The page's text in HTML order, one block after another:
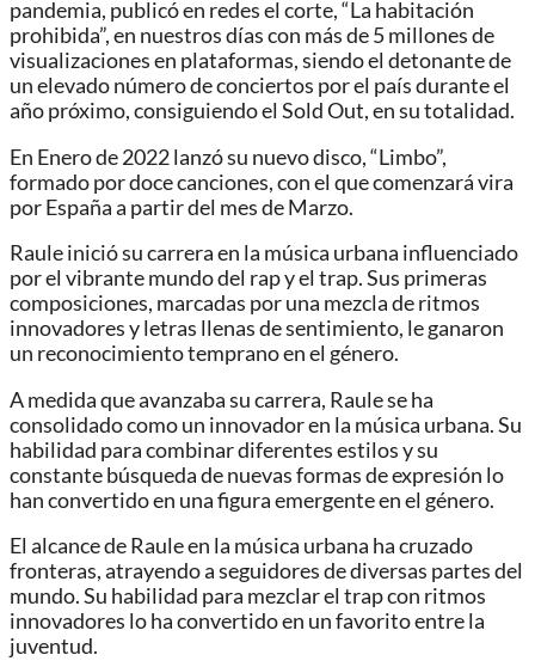
pandemia, publicó en redes el corte, “La habitación
prohibida”, en nuestros días con más de 5 millones de
visualizaciones en plataformas, siendo el detonante de
un elevado número de conciertos por el país durante el
año próximo, consiguiendo el Sold Out, en su totalidad.
En Enero de 2022 lanzó su nuevo disco, “Limbo”,
formado por doce canciones, con el que comenzará vira
por España a partir del mes de Marzo.
Raule inició su carrera en la música urbana influenciado
por el vibrante mundo del rap y el trap. Sus primeras
composiciones, marcadas por una mezcla de ritmos
innovadores y letras llenas de sentimiento, le ganaron
un reconocimiento temprano en el género.
A medida que avanzaba su carrera, Raule se ha
consolidado como un innovador en la música urbana. Su
habilidad para combinar diferentes estilos y su
constante búsqueda de nuevas formas de expresión lo
han convertido en una figura emergente en el género.
El alcance de Raule en la música urbana ha cruzado
fronteras, atrayendo a seguidores de diversas partes del
mundo. Su habilidad para mezclar el trap con ritmos
innovadores lo ha convertido en un favorito entre la
juventud.